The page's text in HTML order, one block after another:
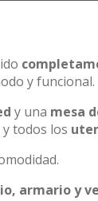
y funcional.
y una mesa
y todos los
armario y